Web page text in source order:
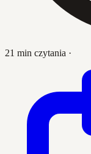
21 min czytania ·